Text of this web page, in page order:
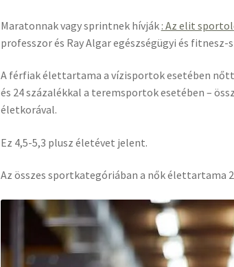
Maratonnak vagy sprintnek hívják : Az elit
professzor és Ray Algar egészségügyi és fitnesz-
A férfiak élettartama a vízisportok esetében
és 24 százalékkal a teremsportok esetében –
életkorával.
Ez 4,5-5,3 plusz életévet jelent.
Az összes sportkategóriában a nők élettartama